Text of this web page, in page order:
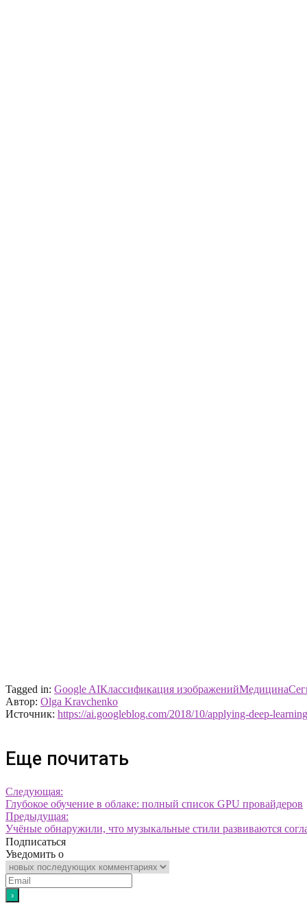
Tagged in: Google AIКлассификация изображенийМедицина
Автор: Olga Kravchenko
Источник: https://ai.googleblog.com/2018/10/applying-deep-
Еще почитать
Следующая:
Глубокое обучение в облаке: полный список GPU провайдеров
Предыдущая:
Учёные обнаружили, что музыкальные стили развиваются
Подписаться
Уведомить о